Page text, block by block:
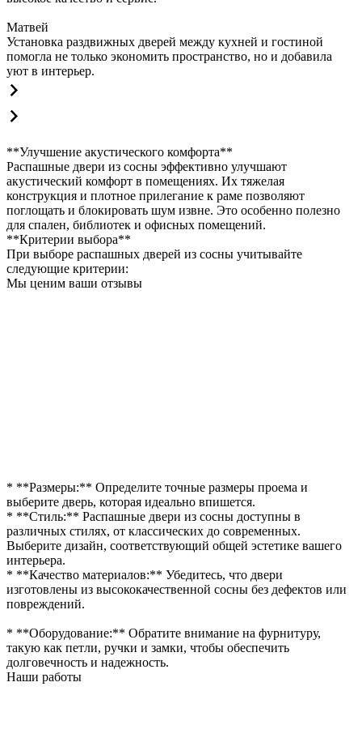
Матвей
Установка раздвижных дверей между кухней и гостиной
помогла не только экономить пространство, но и добавила
уют в интерьер.
**Улучшение акустического комфорта**
Распашные двери из сосны эффективно улучшают
акустический комфорт в помещениях. Их тяжелая
конструкция и плотное прилегание к раме позволяют
поглощать и блокировать шум извне. Это особенно полезно
для спален, библиотек и офисных помещений.
**Критерии выбора**
При выборе распашных дверей из сосны учитывайте
следующие критерии:
Мы ценим ваши отзывы
* **Размеры:** Определите точные размеры проема и
выберите дверь, которая идеально впишется.
* **Стиль:** Распашные двери из сосны доступны в
различных стилях, от классических до современных.
Выберите дизайн, соответствующий общей эстетике вашего
интерьера.
* **Качество материалов:** Убедитесь, что двери
изготовлены из высококачественной сосны без дефектов или
повреждений.
* **Оборудование:** Обратите внимание на фурнитуру,
такую как петли, ручки и замки, чтобы обеспечить
долговечность и надежность.
Наши работы